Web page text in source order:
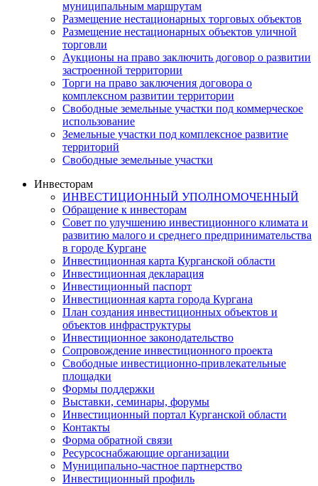
муниципальным маршрутам
Размещение нестационарных торговых объектов
Размещение нестационарных объектов уличной
торговли
Аукционы на право заключить договор о развитии
застроенной территории
Торги на право заключения договора о
комплексном развитии территории
Свободные земельные участки под коммерческое
использование
Земельные участки под комплексное развитие
территорий
Свободные земельные участки
Инвесторам
ИНВЕСТИЦИОННЫЙ УПОЛНОМОЧЕННЫЙ
Обращение к инвесторам
Совет по улучшению инвестиционного климата и
развитию малого и среднего предпринимательства
в городе Кургане
Инвестиционная карта Курганской области
Инвестиционная декларация
Инвестиционный паспорт
Инвестиционная карта города Кургана
План создания инвестиционных объектов и
объектов инфраструктуры
Инвестиционное законодательство
Сопровождение инвестиционного проекта
Свободные инвестиционно-привлекательные
площадки
Формы поддержки
Выставки, семинары, форумы
Инвестиционный портал Курганской области
Контакты
Форма обратной связи
Ресурсоснабжающие организации
Муниципально-частное партнерство
Инвестиционный профиль